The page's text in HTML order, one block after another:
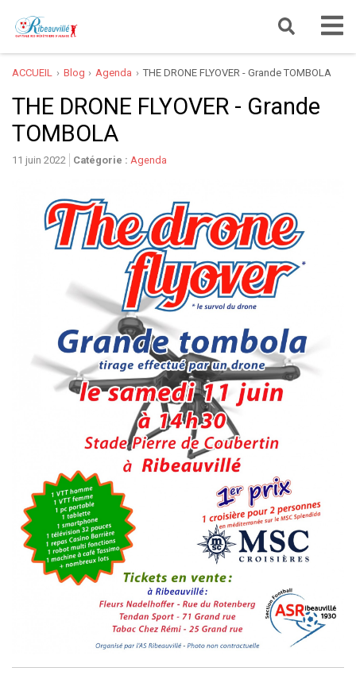
ACCUEIL Blog Agenda THE DRONE FLYOVER - Grande TOMBOLA
THE DRONE FLYOVER - Grande
TOMBOLA
11 juin 2022 Catégorie : Agenda